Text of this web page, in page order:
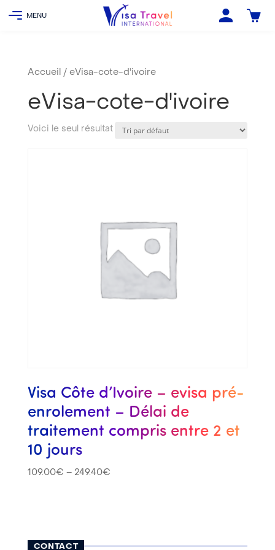
Accueil / eVisa-cote-d'ivoire
eVisa-cote-d'ivoire
Voici le seul résultat
Visa Côte d’Ivoire – evisa pré-
enrolement – Délai de
traitement compris entre 2 et
10 jours
109.00€ – 249.40€
CONTACT